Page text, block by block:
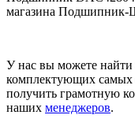
магазина Подшипник-
У нас вы можете
комплектующих самых
получить грамотную
наших менеджеров.